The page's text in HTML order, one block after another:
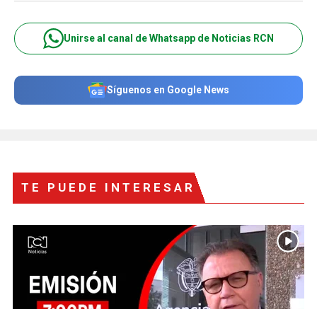
Unirse al canal de Whatsapp de Noticias RCN
Síguenos en Google News
TE PUEDE INTERESAR